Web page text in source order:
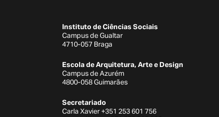
Instituto de Ciências Sociais
Campus de Gualtar
4710-057 Braga
Escola de Arquitetura, Arte e Design
Campus de Azurém
4800-058 Guimarães
Secretariado
Carla Xavier +351 253 601 756